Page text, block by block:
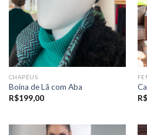
CHAPÉUS
Boina de Lã com Aba
R$199,00
R$